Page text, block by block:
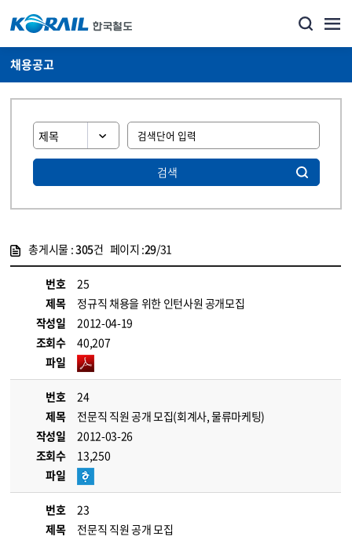
채용공고
검색
총게시물 :305건 페이지 :29/31
번호
25
제목
정규직 채용을 위한 인턴사원 공개모집
작성일
2012-04-19
조회수
40,207
파일
번호
24
제목
전문직 직원 공개 모집(회계사, 물류마케팅)
작성일
2012-03-26
조회수
13,250
파일
번호
23
제목
전문직 직원 공개 모집